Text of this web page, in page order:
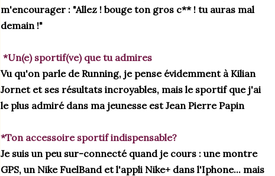
m'encourager : "Allez ! bouge ton gros c** ! tu auras mal
demain !"
*Un(e) sportif(ve) que tu admires
Vu qu'on parle de Running, je pense évidemment à Kilian
Jornet et ses résultats incroyables, mais le sportif que j'ai
le plus admiré dans ma jeunesse est Jean Pierre Papin
*Ton accessoire sportif indispensable?
Je suis un peu sur-connecté quand je cours : une montre
GPS, un Nike FuelBand et l'appli Nike+ dans l'Iphone... mais